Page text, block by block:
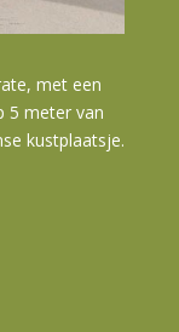
met een
5 meter van
kustplaatsje.